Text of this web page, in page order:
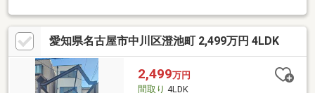
までスマホで完結。よく行く場所へのルートや所要時間がわかる
「Door to Door機能」で、通勤・通学時間もスムーズに検索でき
ます。東宝ハウス名古屋中央では、物件のご紹介にとどまらず、
独自の会員サービス「TOHO HOUSE CLUB」や「未来カレンダ
ー」を活用したライフプランニングを通じて、ご入居後もお客様
の安心と豊かな暮らしに寄り添い続けます。
愛知県名古屋市中川区澄池町 2,499万円 4LDK
2,499万円
間取り 4LDK